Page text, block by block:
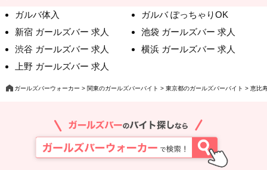
ガルバ体入
ガルバ ぽっちゃりOK
新宿 ガールズバー 求人
池袋 ガールズバー 求人
渋谷 ガールズバー 求人
横浜 ガールズバー 求人
上野 ガールズバー 求人
ガールズバーウォーカー 関東のガールズバーバイト 東京都のガールズバーバイト 恵比